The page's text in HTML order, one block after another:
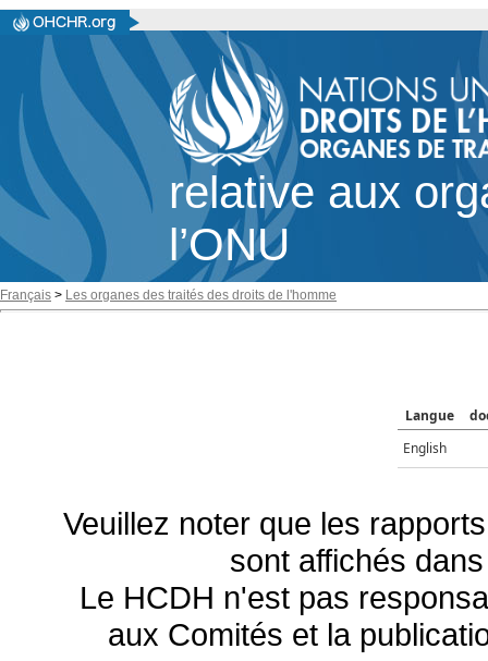
relative aux
l’ONU
Français > Les organes des traités des droits de l'homme
Langue
English
Veuillez noter que les
sont affichés
Le HCDH n'est pas
aux Comités et la